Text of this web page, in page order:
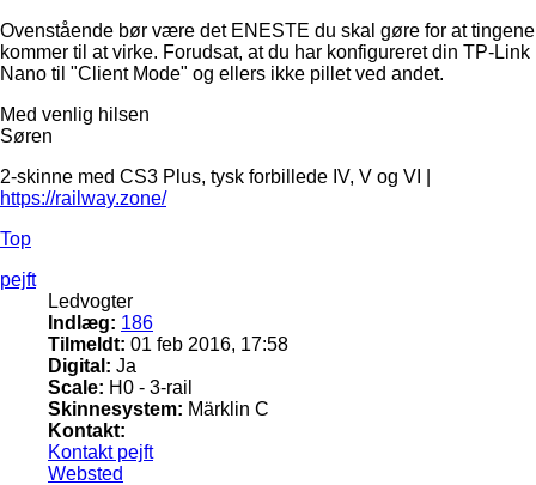
Ovenstående bør være det ENESTE du skal gøre for at tingene
kommer til at virke. Forudsat, at du har konfigureret din TP-Link
Nano til "Client Mode" og ellers ikke pillet ved andet.
Med venlig hilsen
Søren
2-skinne med CS3 Plus, tysk forbillede IV, V og VI |
https://railway.zone/
Top
pejft
Ledvogter
Indlæg: 186
Tilmeldt: 01 feb 2016, 17:58
Digital: Ja
Scale: H0 - 3-rail
Skinnesystem: Märklin C
Kontakt:
Kontakt pejft
Websted